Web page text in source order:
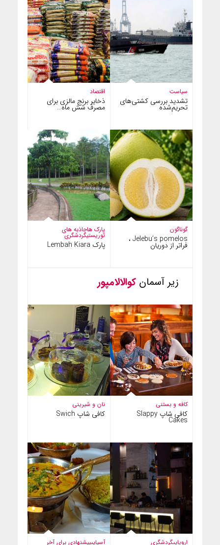
اقتصاد
ذخایر برنج مالزی برای
مصرف شش ماه…
سیاست
تشدید بررسی کشتی‌های
تحریم‌شده
پارک هاجاذبه های
توریستیگردشگری
پارک Lembah Kiara
گوناگون
Jelebu’s pomelos ،
فراتر از دوریان
زیر آسمان کوالالامپور
نان و شیرینی
کافی شاپ Swich
کافه و بستنی
کافی شاپ Slappy
Cakes
آسیاییپیشنهادی برای آخر اروپاییگردشگری